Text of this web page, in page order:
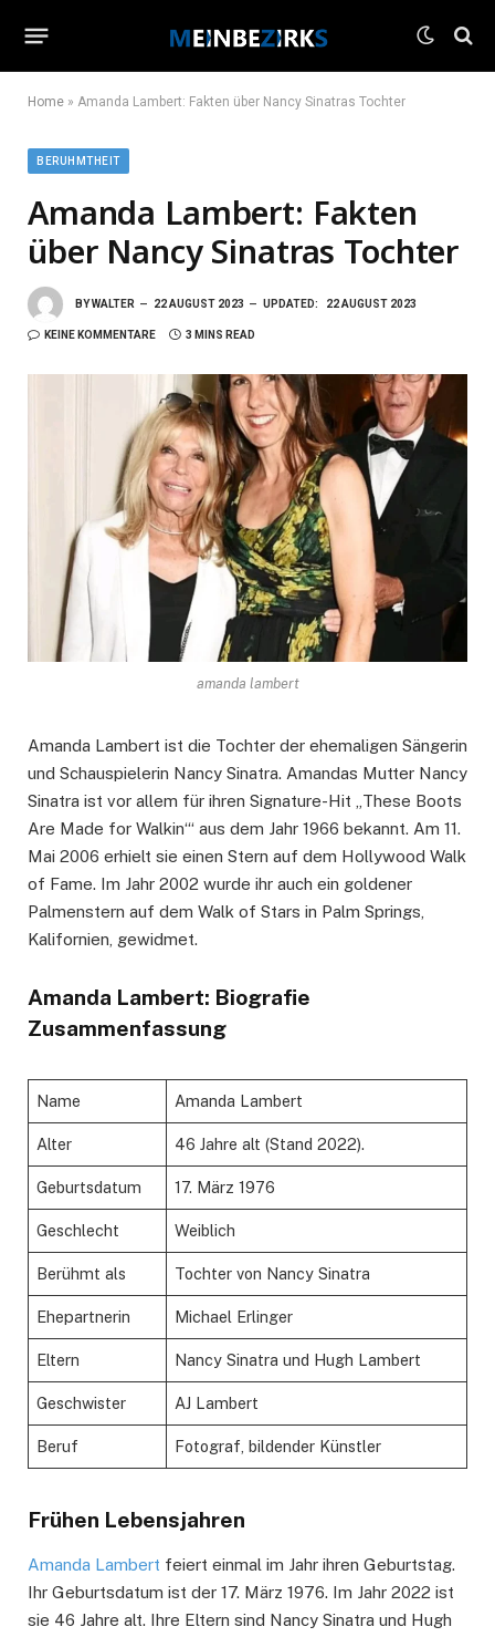
Home » Amanda Lambert: Fakten über Nancy Sinatras Tochter
BERUHMTHEIT
Amanda Lambert: Fakten
über Nancy Sinatras Tochter
BYWALTER 22 AUGUST 2023 UPDATED: 22 AUGUST 2023
KEINE KOMMENTARE 3 MINS READ
amanda lambert
Amanda Lambert ist die Tochter der ehemaligen Sängerin
und Schauspielerin Nancy Sinatra. Amandas Mutter Nancy
Sinatra ist vor allem für ihren Signature-Hit „These Boots
Are Made for Walkin‘“ aus dem Jahr 1966 bekannt. Am 11.
Mai 2006 erhielt sie einen Stern auf dem Hollywood Walk
of Fame. Im Jahr 2002 wurde ihr auch ein goldener
Palmenstern auf dem Walk of Stars in Palm Springs,
Kalifornien, gewidmet.
Amanda Lambert: Biografie
Zusammenfassung
Name Amanda Lambert
Alter 46 Jahre alt (Stand 2022).
Geburtsdatum 17. März 1976
Geschlecht Weiblich
Berühmt als Tochter von Nancy Sinatra
Ehepartnerin Michael Erlinger
Eltern Nancy Sinatra und Hugh Lambert
Geschwister AJ Lambert
Beruf Fotograf, bildender Künstler
Frühen Lebensjahren
Amanda Lambert feiert einmal im Jahr ihren Geburtstag.
Ihr Geburtsdatum ist der 17. März 1976. Im Jahr 2022 ist
sie 46 Jahre alt. Ihre Eltern sind Nancy Sinatra und Hugh